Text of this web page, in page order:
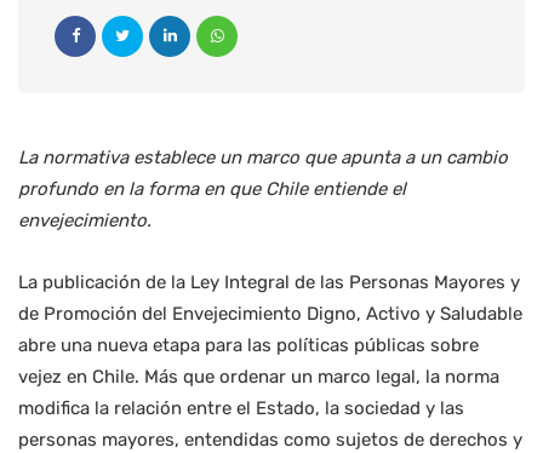
La normativa establece un marco que apunta a un cambio
profundo en la forma en que Chile entiende el
envejecimiento.
La publicación de la Ley Integral de las Personas Mayores y
de Promoción del Envejecimiento Digno, Activo y Saludable
abre una nueva etapa para las políticas públicas sobre
vejez en Chile. Más que ordenar un marco legal, la norma
modifica la relación entre el Estado, la sociedad y las
personas mayores, entendidas como sujetos de derechos y